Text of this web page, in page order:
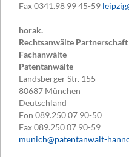
Fax0341.98 99 45-59
horak.
Rechtsanwälte
Fachanwälte
Patentanwälte
Landsberger Str. 155
80687 München
Deutschland
Fon 089.250 07 90-50
Fax089.250 07 90-59
munich@patentanwalt-